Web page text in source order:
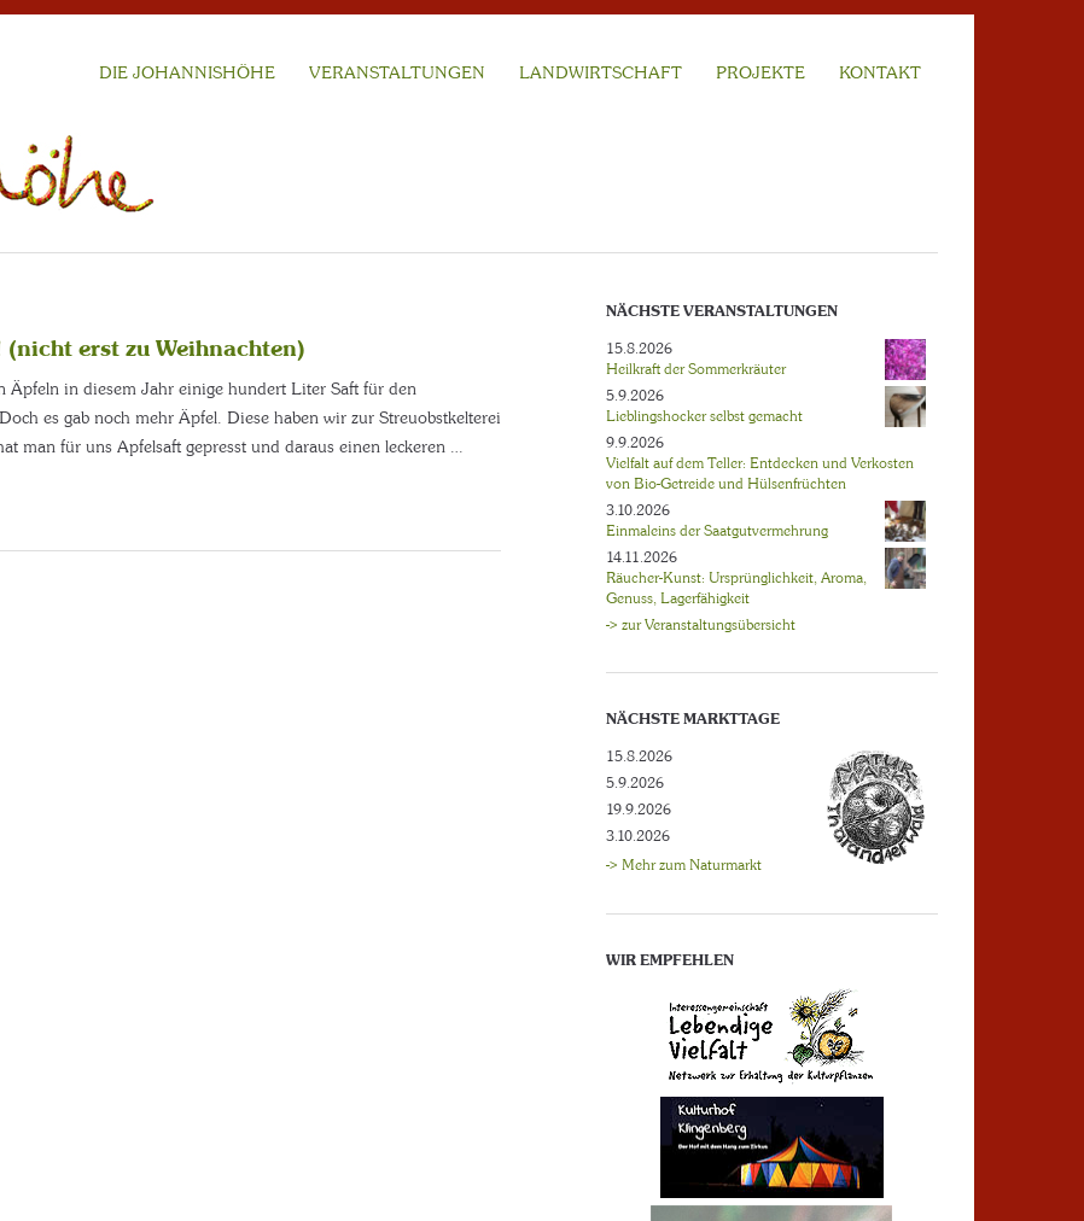
DIE JOHANNISHÖHE VERANSTALTUNGEN LANDWIRTSCHAFT PROJEKTE KONTAKT
erst zu Weihnachten)
Äpfeln in diesem Jahr einige hundert Liter Saft für den
es gab noch mehr Äpfel. Diese haben wir zur Streuobstkelterei
man für uns Apfelsaft gepresst und daraus einen leckeren …
NÄCHSTE VERANSTALTUNGEN
15.8.2026
Heilkraft der Sommerkräuter
5.9.2026
Lieblingshocker selbst gemacht
9.9.2026
Vielfalt auf dem Teller: Entdecken und Verkosten
von Bio-Getreide und Hülsenfrüchten
3.10.2026
Einmaleins der Saatgutvermehrung
14.11.2026
Räucher-Kunst: Ursprünglichkeit, Aroma,
Genuss, Lagerfähigkeit
-> zur Veranstaltungsübersicht
NÄCHSTE MARKTTAGE
15.8.2026
5.9.2026
19.9.2026
3.10.2026
-> Mehr zum Naturmarkt
WIR EMPFEHLEN